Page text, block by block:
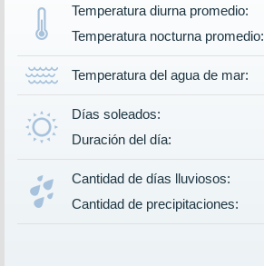
Temperatura diurna promedio:
Temperatura nocturna promedio:
Temperatura del agua de mar:
Días soleados:
Duración del día:
Cantidad de días lluviosos:
Cantidad de precipitaciones: